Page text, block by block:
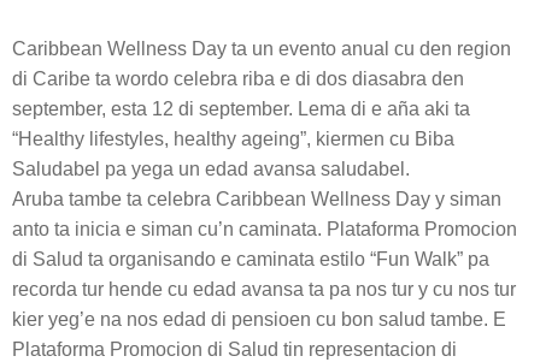
Caribbean Wellness Day ta un evento anual cu den region
di Caribe ta wordo celebra riba e di dos diasabra den
september, esta 12 di september. Lema di e aña aki ta
“Healthy lifestyles, healthy ageing”, kiermen cu Biba
Saludabel pa yega un edad avansa saludabel.
Aruba tambe ta celebra Caribbean Wellness Day y siman
anto ta inicia e siman cu’n caminata. Plataforma Promocion
di Salud ta organisando e caminata estilo “Fun Walk” pa
recorda tur hende cu edad avansa ta pa nos tur y cu nos tur
kier yeg’e na nos edad di pensioen cu bon salud tambe. E
Plataforma Promocion di Salud tin representacion di